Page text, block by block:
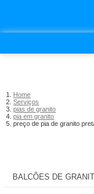
Home
Serviços
pias de granito
pia em granito
preço de pia de granito
BALCÕES DE